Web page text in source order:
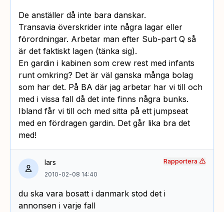
De anställer då inte bara danskar.
Transavia överskrider inte några lagar eller
förordningar. Arbetar man efter Sub-part Q så
är det faktiskt lagen (tänka sig).
En gardin i kabinen som crew rest med infants
runt omkring? Det är väl ganska många bolag
som har det. På BA där jag arbetar har vi till och
med i vissa fall då det inte finns några bunks.
Ibland får vi till och med sitta på ett jumpseat
med en fördragen gardin. Det går lika bra det
med!
lars
2010-02-08 14:40
du ska vara bosatt i danmark stod det i
annonsen i varje fall
Rapportera